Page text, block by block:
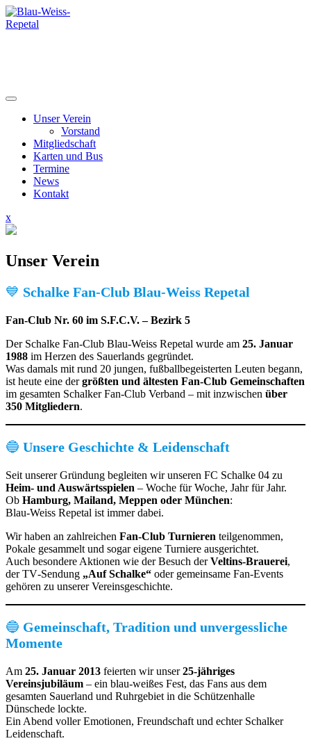
Skip
to
Unser Verein
Vorstand
Mitgliedschaft
Karten und Bus
Termine
News
Kontakt
xClose
Menu
Unser Verein
💙 Schalke Fan‑Club Blau‑Weiss Repetal
Fan‑Club Nr. 60 im S.F.C.V. – Bezirk 5
Der Schalke Fan‑Club Blau‑Weiss Repetal wurde am 25. Januar
1988 im Herzen des Sauerlands gegründet.
Was damals mit rund 20 jungen, fußballbegeisterten Leuten begann,
ist heute eine dergrößten und ältesten Fan‑Club Gemeinschaften
im gesamten Schalker Fan‑Club Verband – mit inzwischen über
350 Mitgliedern.
🔵 Unsere Geschichte & Leidenschaft
Seit unserer Gründung begleiten wir unseren FC Schalke 04 zu
Heim- und Auswärtsspielen – Woche für Woche, Jahr für Jahr.
Ob Hamburg, Mailand, Meppen oder München:
Blau‑Weiss Repetal ist immer dabei.
Wir haben an zahlreichen Fan‑Club Turnieren teilgenommen,
Pokale gesammelt und sogar eigene Turniere ausgerichtet.
Auch besondere Aktionen wie der Besuch derVeltins‑Brauerei,
der TV‑Sendung „Auf Schalke“ oder gemeinsame Fan‑Events
gehören zu unserer Vereinsgeschichte.
🔵 Gemeinschaft, Tradition und unvergessliche
Momente
Am 25. Januar 2013 feierten wir unser25‑jähriges
Vereinsjubiläum – ein blau‑weißes Fest, das Fans aus dem
gesamten Sauerland und Ruhrgebiet in die Schützenhalle
Dünschede lockte.
Ein Abend voller Emotionen, Freundschaft und echter Schalker
Leidenschaft.